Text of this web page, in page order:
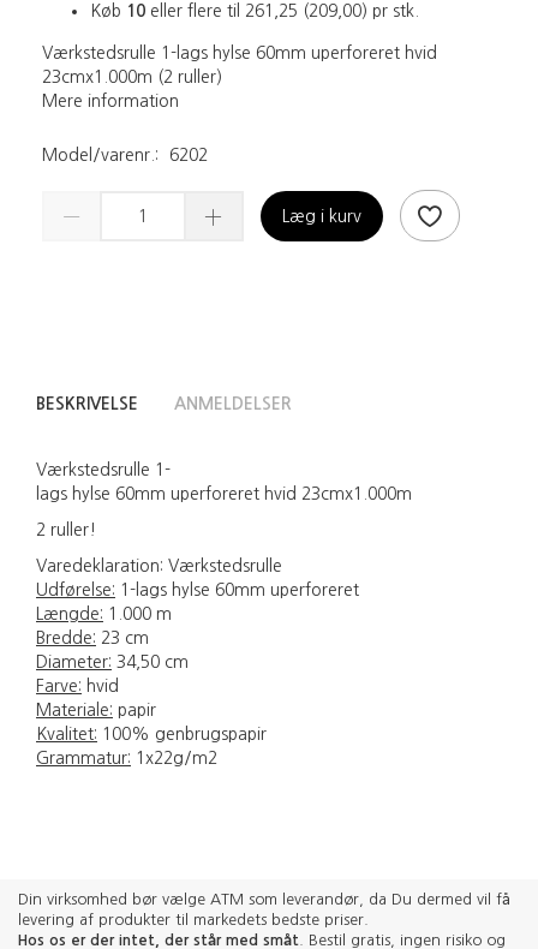
Køb 10 eller flere til 261,25 (209,00) pr stk.
Værkstedsrulle 1-lags hylse 60mm uperforeret hvid
23cmx1.000m (2 ruller)
Mere information
Model/varenr.: 6202
Læg i kurv
BESKRIVELSE ANMELDELSER
Værkstedsrulle 1-
lags hylse 60mm uperforeret hvid 23cmx1.000m
2 ruller!
Varedeklaration: Værkstedsrulle
Udførelse: 1-lags hylse 60mm uperforeret
Længde: 1.000 m
Bredde: 23 cm
Diameter: 34,50 cm
Farve: hvid
Materiale: papir
Kvalitet: 100% genbrugspapir
Grammatur: 1x22g/m2
Din virksomhed bør vælge ATM som leverandør, da Du dermed vil få
levering af produkter til markedets bedste priser.
Hos os er der intet, der står med småt . Bestil gratis, ingen risiko og